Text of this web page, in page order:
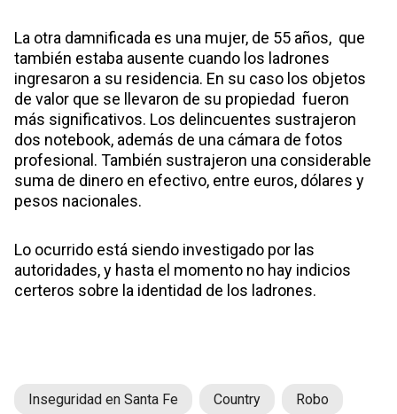
La otra damnificada es una mujer, de 55 años, que
también estaba ausente cuando los ladrones
ingresaron a su residencia. En su caso los objetos
de valor que se llevaron de su propiedad fueron
más significativos. Los delincuentes sustrajeron
dos notebook, además de una cámara de fotos
profesional. También sustrajeron una considerable
suma de dinero en efectivo, entre euros, dólares y
pesos nacionales.
Lo ocurrido está siendo investigado por las
autoridades, y hasta el momento no hay indicios
certeros sobre la identidad de los ladrones.
Inseguridad en Santa Fe Country Robo